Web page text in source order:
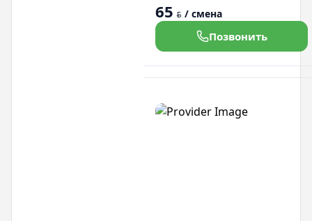
как с юр. лицами (цена с НДС),
так и с физ лицами.По всем
вопросам просьба звонить по
указанным номерам, а также
назвать сайт, на котором было
найдено объявление.Всегда
65 BYN / смена
Позвонить